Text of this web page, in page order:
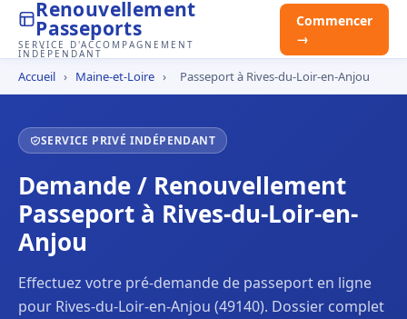
Renouvellement
Passeports
SERVICE D'ACCOMPAGNEMENT
INDÉPENDANT
Commencer
→
Accueil › Maine-et-Loire › Passeport à Rives-du-Loir-en-Anjou
SERVICE PRIVÉ INDÉPENDANT
Demande / Renouvellement
Passeport à Rives-du-Loir-en-
Anjou
Effectuez votre pré-demande de passeport en ligne
pour Rives-du-Loir-en-Anjou (49140). Dossier complet